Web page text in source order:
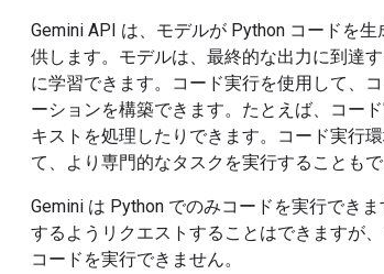
Gemini API は、モデルが Python コードを
供します。モデルは、最終的な出力に到達
に学習できます。コード実行を使用して、
ーションを構築できます。たとえば、コー
キストを処理したりできます。コード実行
て、より専門的なタスクを実行することもで
Gemini は Python でのみコードを実行でき
するようリクエストすることはできますが
コードを実行できません。